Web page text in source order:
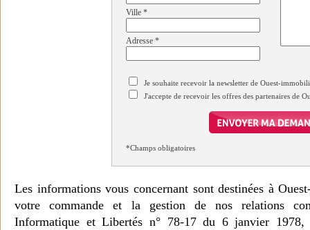
Ville *
Adresse *
Je souhaite recevoir la newsletter de Ouest-
J'accepte de recevoir les offres des partenaires de
*Champs obligatoires
Les informations vous concernant sont destinées à
votre commande et la gestion de nos relations
Informatique et Libertés n° 78-17 du 6 janvier 1978,